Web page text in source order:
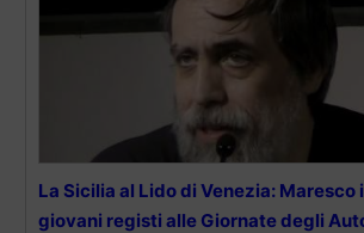
La Sicilia al Lido di Venezia: Maresco
giovani registi alle Giornate degli